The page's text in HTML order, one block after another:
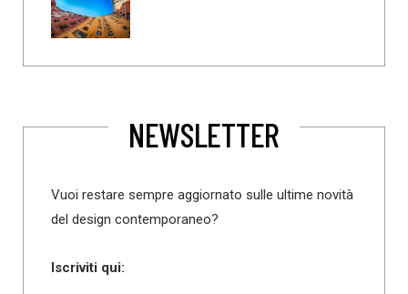
NEWSLETTER
Vuoi restare sempre aggiornato sulle ultime novità
del design contemporaneo?
Iscriviti qui: